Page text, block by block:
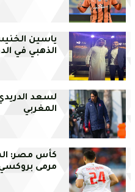
ياسين
الذهبي في
لسعد
المغربي
كأس مصر:
مرمى